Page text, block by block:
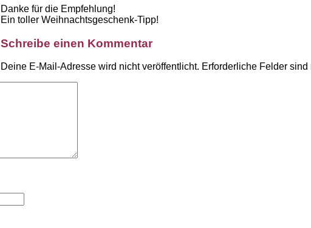
Danke für die Empfehlung!
Ein toller Weihnachtsgeschenk-Tipp!
Schreibe einen Kommentar
Deine E-Mail-Adresse wird nicht veröffentlicht. Erforderliche Felder sind